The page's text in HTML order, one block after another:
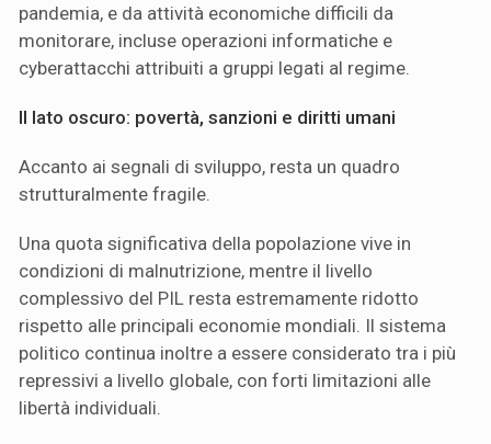
pandemia, e da attività economiche difficili da
monitorare, incluse operazioni informatiche e
cyberattacchi attribuiti a gruppi legati al regime.
Il lato oscuro: povertà, sanzioni e diritti umani
Accanto ai segnali di sviluppo, resta un quadro
strutturalmente fragile.
Una quota significativa della popolazione vive in
condizioni di malnutrizione, mentre il livello
complessivo del PIL resta estremamente ridotto
rispetto alle principali economie mondiali. Il sistema
politico continua inoltre a essere considerato tra i più
repressivi a livello globale, con forti limitazioni alle
libertà individuali.